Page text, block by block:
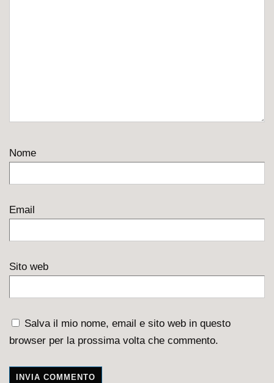
Nome
Email
Sito web
Salva il mio nome, email e sito web in questo
browser per la prossima volta che commento.